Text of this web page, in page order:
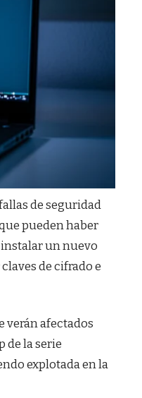
de seguridad
pueden haber
instalar un nuevo
de cifrado e
verán afectados
de la serie
explotada en la